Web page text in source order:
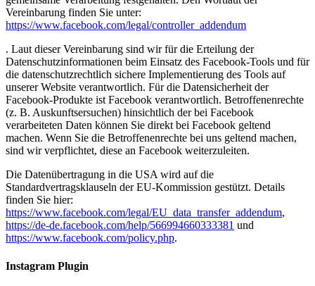
Vereinbarung finden Sie unter:
https://www.facebook.com/legal/controller_addendum
. Laut dieser Vereinbarung sind wir für die Erteilung der
Datenschutzinformationen beim Einsatz des Facebook-Tools und für
die datenschutzrechtlich sichere Implementierung des Tools auf
unserer Website verantwortlich. Für die Datensicherheit der
Facebook-Produkte ist Facebook verantwortlich. Betroffenenrechte
(z. B. Auskunftsersuchen) hinsichtlich der bei Facebook
verarbeiteten Daten können Sie direkt bei Facebook geltend
machen. Wenn Sie die Betroffenenrechte bei uns geltend machen,
sind wir verpflichtet, diese an Facebook weiterzuleiten.
Die Datenübertragung in die USA wird auf die
Standardvertragsklauseln der EU-Kommission gestützt. Details
finden Sie hier:
https://www.facebook.com/legal/EU_data_transfer_addendum,
https://de-de.facebook.com/help/566994660333381 und
https://www.facebook.com/policy.php.
Instagram Plugin